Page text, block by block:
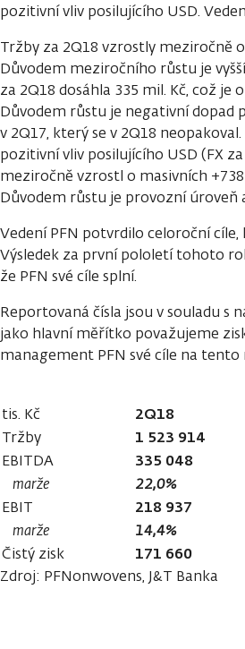
pozitivní vliv posilujícího USD.
Tržby za 2Q18 vzrostly meziročně o
Důvodem meziročního růstu je
za 2Q18 dosáhla 335 mil. Kč, což je
Důvodem růstu je negativní dopad
v 2Q17, který se v 2Q18
pozitivní vliv posilujícího USD (FX
meziročně vzrostl o masivních +738
Důvodem růstu je provozní úroveň
Vedení PFN potvrdilo celoroční cíle,
Výsledek za první pololetí tohoto
že PFN své cíle splní.
Reportovaná čísla jsou v souladu s
jako hlavní měřítko považujeme
management PFN své cíle na
tis. Kč 2Q18
Tržby
1 523 914
EBITDA
335 048
marže
22,0%
EBIT
218 937
marže
14,4%
Čistý zisk
171 660
Zdroj: PFNonwovens, J&T Banka